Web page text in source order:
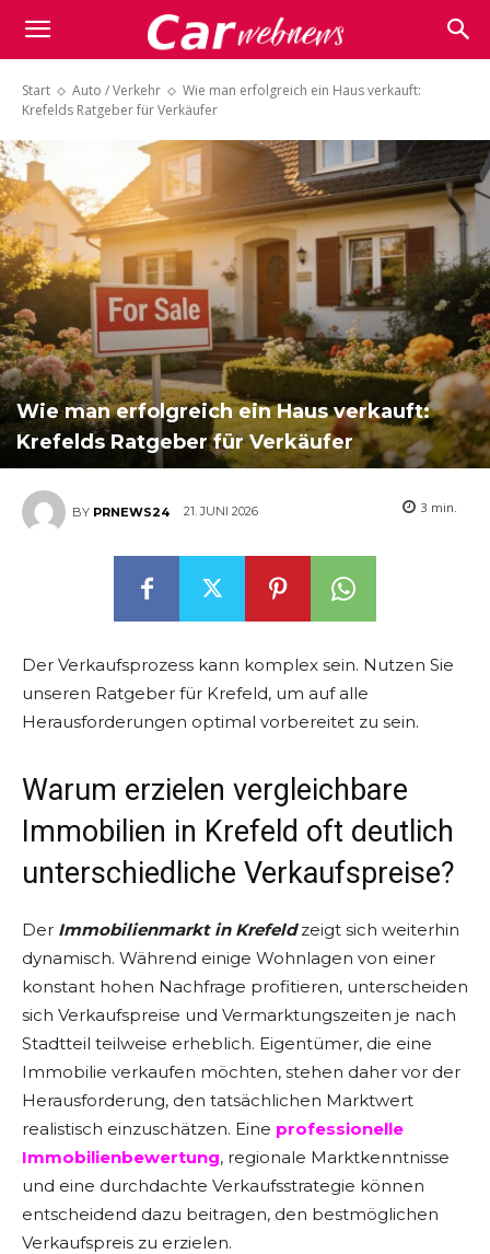
Carwebnews.com
Start Auto / Verkehr
Wie man erfolgreich ein Haus verkauft:
Krefelds Ratgeber für Verkäufer
Wie man erfolgreich ein Haus verkauft:
Krefelds Ratgeber für Verkäufer
BY PRNEWS24 21. JUNI 2026 3 min.
Der Verkaufsprozess kann komplex sein. Nutzen Sie
unseren Ratgeber für Krefeld, um auf alle
Herausforderungen optimal vorbereitet zu sein.
Warum erzielen vergleichbare
Immobilien in Krefeld oft deutlich
unterschiedliche Verkaufspreise?
Der Immobilienmarkt in Krefeldzeigt sich weiterhin
dynamisch. Während einige Wohnlagen von einer
konstant hohen Nachfrage profitieren, unterscheiden
sich Verkaufspreise und Vermarktungszeiten je nach
Stadtteil teilweise erheblich. Eigentümer, die eine
Immobilie verkaufen möchten, stehen daher vor der
Herausforderung, den tatsächlichen Marktwert
realistisch einzuschätzen. Eine professionelle
Immobilienbewertung, regionale Marktkenntnisse
und eine durchdachte Verkaufsstrategie können
entscheidend dazu beitragen, den bestmöglichen
Verkaufspreis zu erzielen.